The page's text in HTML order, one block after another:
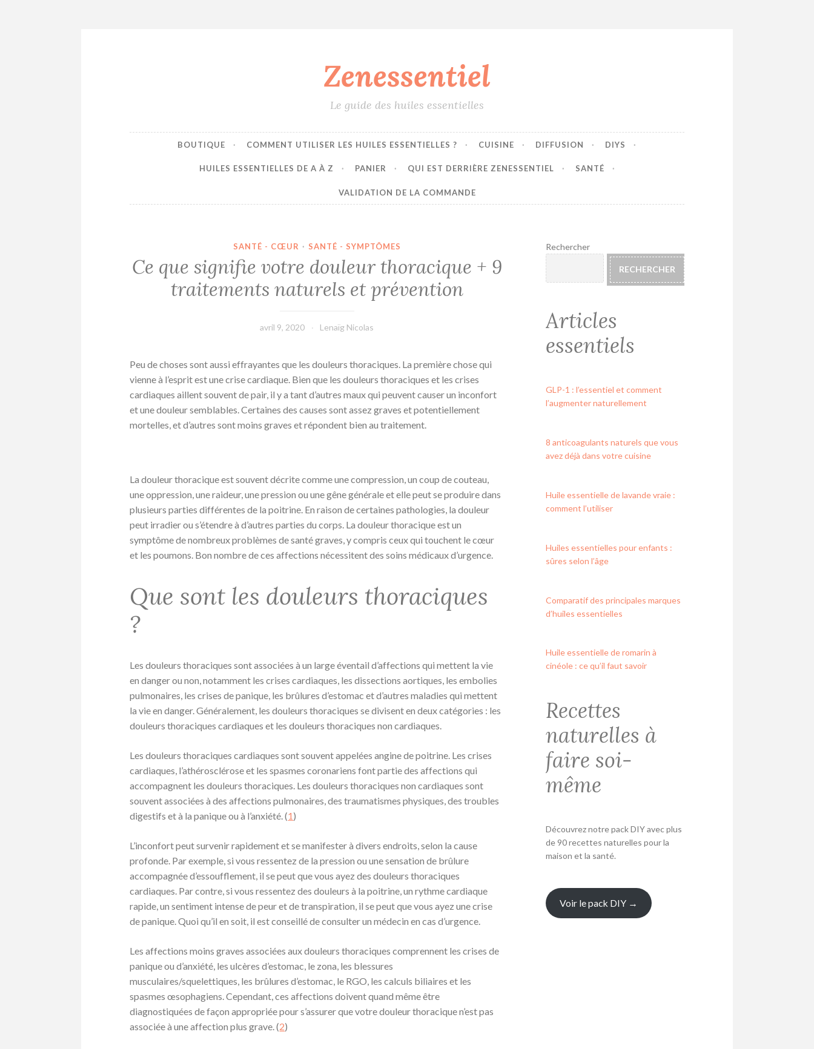
Zenessentiel
Le guide des huiles essentielles
BOUTIQUE COMMENT UTILISER LES HUILES ESSENTIELLES ? CUISINE DIFFUSION DIYS
HUILES ESSENTIELLES DE A À Z PANIER QUI EST DERRIÈRE ZENESSENTIEL SANTÉ
VALIDATION DE LA COMMANDE
SANTÉ - CŒUR · SANTÉ - SYMPTÔMES
Ce que signifie votre douleur thoracique + 9
traitements naturels et prévention
avril 9, 2020 Lenaïg Nicolas
Peu de choses sont aussi effrayantes que les douleurs thoraciques. La première chose qui
vienne à l’esprit est une crise cardiaque. Bien que les douleurs thoraciques et les crises
cardiaques aillent souvent de pair, il y a tant d’autres maux qui peuvent causer un inconfort
et une douleur semblables. Certaines des causes sont assez graves et potentiellement
mortelles, et d’autres sont moins graves et répondent bien au traitement.
La douleur thoracique est souvent décrite comme une compression, un coup de couteau,
une oppression, une raideur, une pression ou une gêne générale et elle peut se produire dans
plusieurs parties différentes de la poitrine. En raison de certaines pathologies, la douleur
peut irradier ou s’étendre à d’autres parties du corps. La douleur thoracique est un
symptôme de nombreux problèmes de santé graves, y compris ceux qui touchent le cœur
et les poumons. Bon nombre de ces affections nécessitent des soins médicaux d’urgence.
Que sont les douleurs thoraciques
?
Les douleurs thoraciques sont associées à un large éventail d’affections qui mettent la vie
en danger ou non, notamment les crises cardiaques, les dissections aortiques, les embolies
pulmonaires, les crises de panique, les brûlures d’estomac et d’autres maladies qui mettent
la vie en danger. Généralement, les douleurs thoraciques se divisent en deux catégories : les
douleurs thoraciques cardiaques et les douleurs thoraciques non cardiaques.
Les douleurs thoraciques cardiaques sont souvent appelées angine de poitrine. Les crises
cardiaques, l’athérosclérose et les spasmes coronariens font partie des affections qui
accompagnent les douleurs thoraciques. Les douleurs thoraciques non cardiaques sont
souvent associées à des affections pulmonaires, des traumatismes physiques, des troubles
digestifs et à la panique ou à l’anxiété. (1)
L’inconfort peut survenir rapidement et se manifester à divers endroits, selon la cause
profonde. Par exemple, si vous ressentez de la pression ou une sensation de brûlure
accompagnée d’essoufflement, il se peut que vous ayez des douleurs thoraciques
cardiaques. Par contre, si vous ressentez des douleurs à la poitrine, un rythme cardiaque
rapide, un sentiment intense de peur et de transpiration, il se peut que vous ayez une crise
de panique. Quoi qu’il en soit, il est conseillé de consulter un médecin en cas d’urgence.
Les affections moins graves associées aux douleurs thoraciques comprennent les crises de
panique ou d’anxiété, les ulcères d’estomac, le zona, les blessures
musculaires/squelettiques, les brûlures d’estomac, le RGO, les calculs biliaires et les
spasmes œsophagiens. Cependant, ces affections doivent quand même être
diagnostiquées de façon appropriée pour s’assurer que votre douleur thoracique n’est pas
associée à une affection plus grave. (2)
Rechercher
RECHERCHER
Articles
essentiels
GLP-1 : l’essentiel et comment
l’augmenter naturellement
8 anticoagulants naturels que vous
avez déjà dans votre cuisine
Huile essentielle de lavande vraie :
comment l’utiliser
Huiles essentielles pour enfants :
sûres selon l’âge
Comparatif des principales marques
d’huiles essentielles
Huile essentielle de romarin à
cinéole : ce qu’il faut savoir
Recettes
naturelles à
faire soi-
même
Découvrez notre pack DIY avec plus
de 90 recettes naturelles pour la
maison et la santé.
Voir le pack DIY →